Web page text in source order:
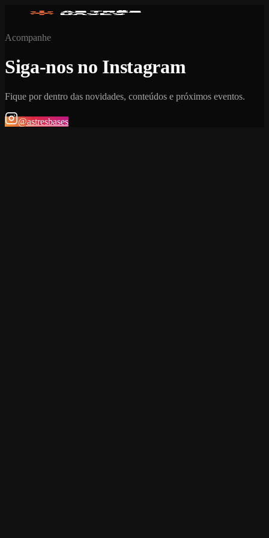
Acompanhe
Siga-nos no Instagram
Fique por dentro das novidades, conteúdos e próximos eventos.
@astresbases